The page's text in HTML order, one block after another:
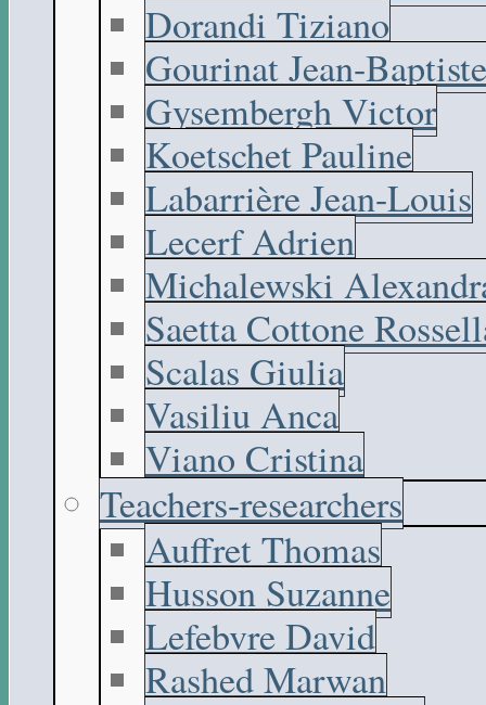
Dorandi Tiziano
Gourinat Jean-Baptiste
Gysembergh Victor
Koetschet Pauline
Labarrière Jean-Louis
Lecerf Adrien
Michalewski
Saetta Cottone
Scalas Giulia
Vasiliu Anca
Viano Cristina
Teachers-researchers
Auffret Thomas
Husson Suzanne
Lefebvre David
Rashed Marwan